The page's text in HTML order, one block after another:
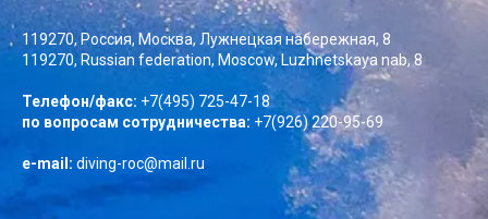
119270, Россия, Москва, Лужнецкая набережная, 8
119270, Russian federation, Moscow, Luzhnetskaya nab, 8
Телефон/факс: +7(495) 725-47-18
по вопросам сотрудничества: +7(926) 220-95-69
e-mail: diving-roc@mail.ru